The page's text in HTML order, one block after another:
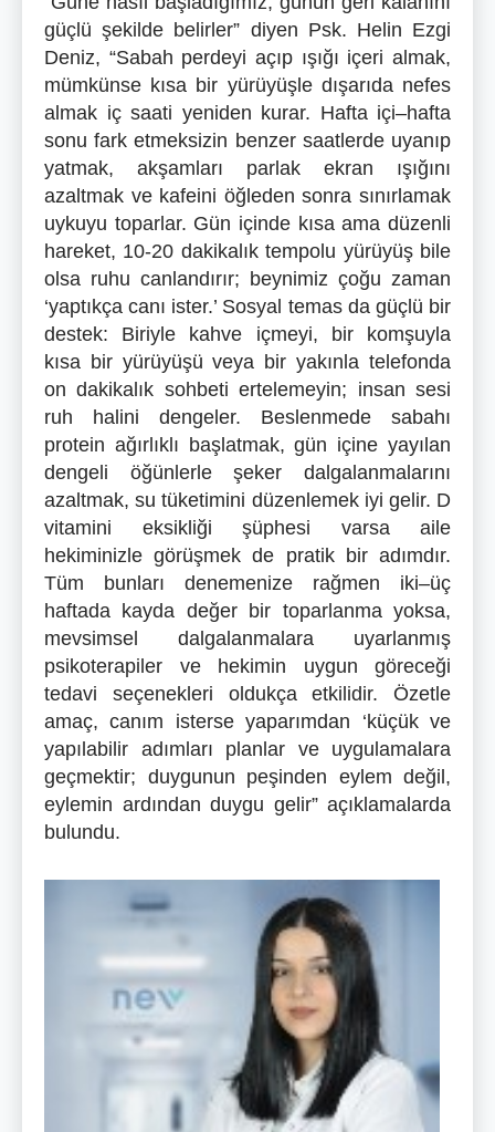
güçlü şekilde belirler” diyen Psk. Helin Ezgi
Deniz, “Sabah perdeyi açıp ışığı içeri almak,
mümkünse kısa bir yürüyüşle dışarıda nefes
almak iç saati yeniden kurar. Hafta içi–hafta
sonu fark etmeksizin benzer saatlerde uyanıp
yatmak, akşamları parlak ekran ışığını
azaltmak ve kafeini öğleden sonra sınırlamak
uykuyu toparlar. Gün içinde kısa ama düzenli
hareket, 10-20 dakikalık tempolu yürüyüş bile
olsa ruhu canlandırır; beynimiz çoğu zaman
‘yaptıkça canı ister.’ Sosyal temas da güçlü bir
destek: Biriyle kahve içmeyi, bir komşuyla
kısa bir yürüyüşü veya bir yakınla telefonda
on dakikalık sohbeti ertelemeyin; insan sesi
ruh halini dengeler. Beslenmede sabahı
protein ağırlıklı başlatmak, gün içine yayılan
dengeli öğünlerle şeker dalgalanmalarını
azaltmak, su tüketimini düzenlemek iyi gelir. D
vitamini eksikliği şüphesi varsa aile
hekiminizle görüşmek de pratik bir adımdır.
Tüm bunları denemenize rağmen iki–üç
haftada kayda değer bir toparlanma yoksa,
mevsimsel dalgalanmalara uyarlanmış
psikoterapiler ve hekimin uygun göreceği
tedavi seçenekleri oldukça etkilidir. Özetle
amaç, canım isterse yaparımdan ‘küçük ve
yapılabilir adımları planlar ve uygulamalara
geçmektir; duygunun peşinden eylem değil,
eylemin ardından duygu gelir” açıklamalarda
bulundu.